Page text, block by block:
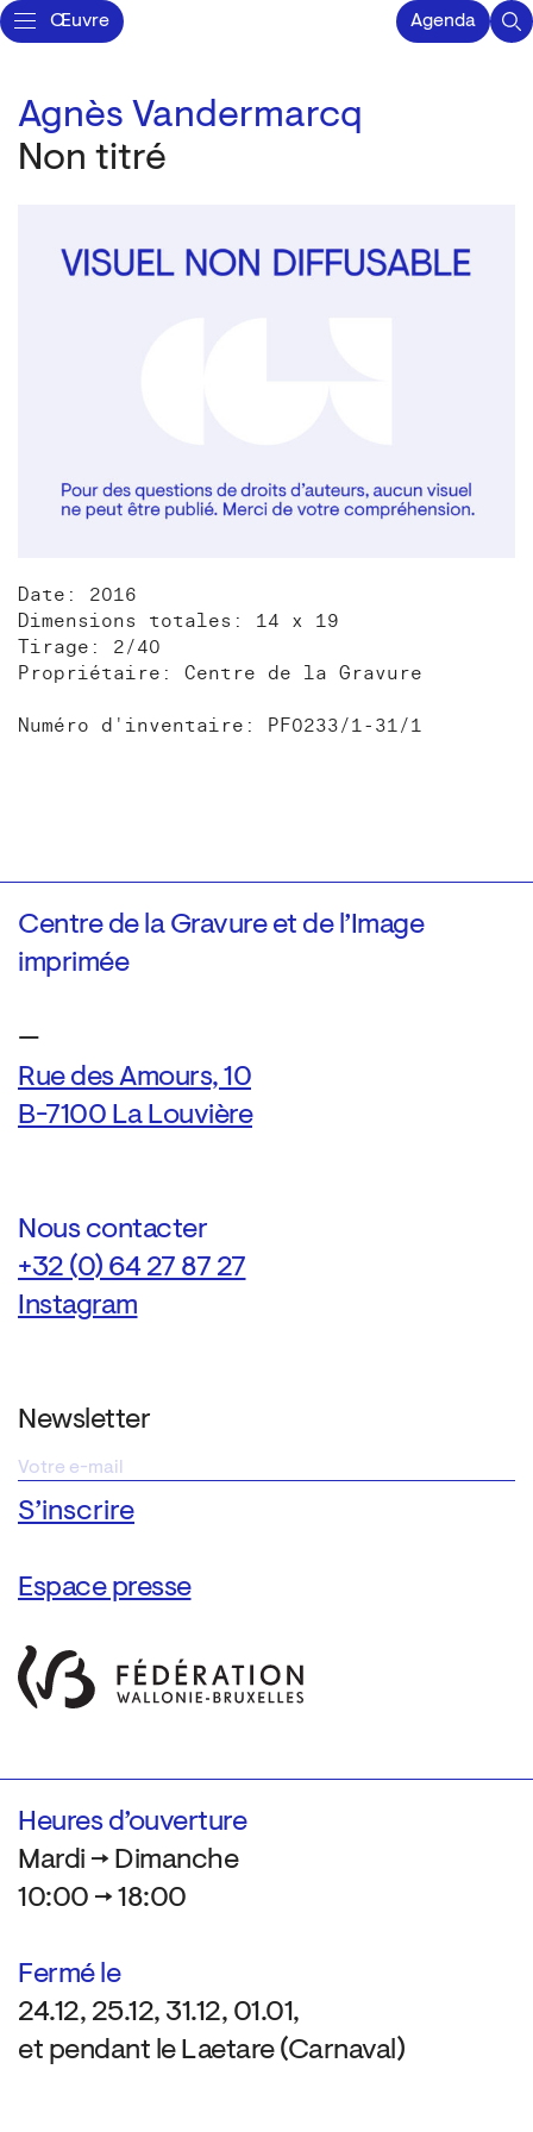
Œuvre Agenda
Agnès Vandermarcq
Non titré
Date: 2016
Dimensions totales: 14 x 19
Tirage: 2/40
Propriétaire: Centre de la Gravure
Numéro d'inventaire: PF0233/1-31/1
Centre de la Gravure et de l’Image
imprimée
—
Rue des Amours, 10
B-7100 La Louvière
Nous contacter
+32 (0) 64 27 87 27
Instagram
Newsletter
Espace presse
Heures d’ouverture
Mardi → Dimanche
10:00 → 18:00
Fermé le
24.12, 25.12, 31.12, 01.01,
et pendant le Laetare (Carnaval)